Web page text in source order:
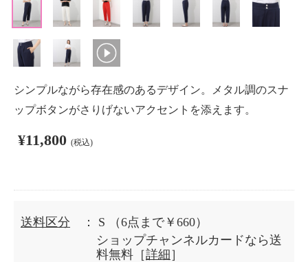
シンプルながら存在感のあるデザイン。メタル調のスナ
ップボタンがさりげないアクセントを添えます。
¥11,800 (税込)
送料区分 ： S
（6点まで￥660）
ショップチャンネルカードなら送
料無料［詳細 ］